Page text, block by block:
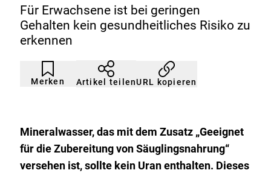
Für Erwachsene ist bei geringen
Gehalten kein gesundheitliches Risiko zu
erkennen
Merken
Artikel
nicht
gemerkt
Durch
Klicken
der
Artikel teilenURL kopieren
Mineralwasser, das mit dem Zusatz „Geeignet
für die Zubereitung von Säuglingsnahrung“
versehen ist, sollte kein Uran enthalten. Dieses